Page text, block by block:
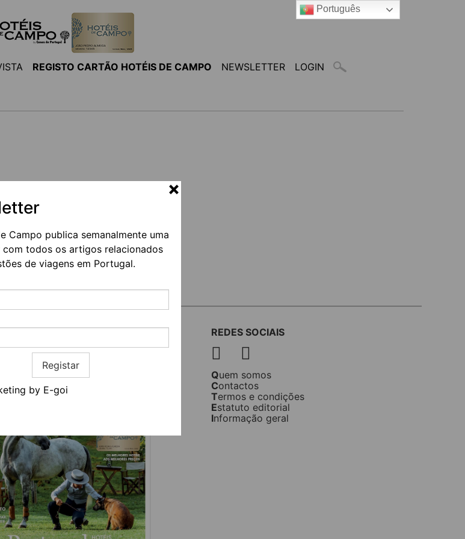
Campo publica semanalmente uma
com todos os artigos relacionados
de viagens em Portugal.
Registar
by E-goi
REGISTO CARTÃO HOTÉIS DE CAMPO NEWSLETTER LOGIN
REDES SOCIAIS
Quem somos
Contactos
Termos e condições
Estatuto editorial
Informação geral
Português